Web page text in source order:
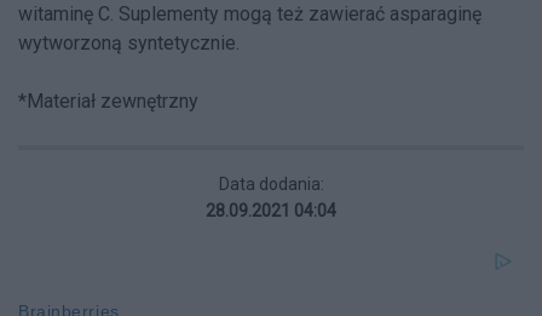
witaminę C. Suplementy mogą też zawierać asparaginę
wytworzoną syntetycznie.
*Materiał zewnętrzny
Data dodania:
28.09.2021 04:04